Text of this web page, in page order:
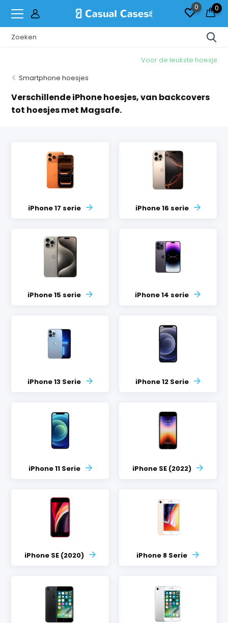
0 0
Voor de leukste hoesjes!
Smartphone hoesjes
Verschillende iPhone hoesjes, van backcovers
tot hoesjes met Magsafe.
iPhone 17 serie iPhone 16 serie
iPhone 15 serie iPhone 14 serie
iPhone 13 Serie iPhone 12 Serie
iPhone 11 Serie iPhone SE (2022)
iPhone SE (2020) iPhone 8 Serie